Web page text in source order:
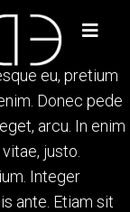
eu, pretium
Donec pede
arcu. In enim
justo.
Integer
ante. Etiam sit